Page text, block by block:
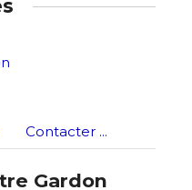
Contacter ...
Gardon